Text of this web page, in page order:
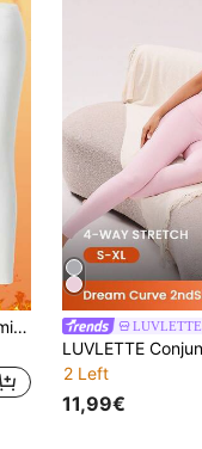
Conjunto de ropa interior térmica para mujer, top de cuello redondo de manga larga negro minimalista + pantalones | Forro térmico, súper cálido, transpirable y ajustado | Adecuado para ocio en el hogar, desplazamientos urbanos, esquí, senderismo | Tecnología antiestática y de secado rápido | Artículo esencial de invierno para otoño/invierno, Navidad y diversas festividades
LUVLETTE
2 Left
11,99€